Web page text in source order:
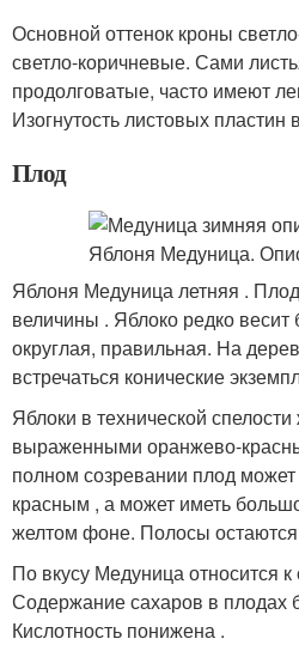
Основной оттенок кроны
светло-коричневые. Сами
продолговатые, часто имеют
Изогнутость листовых
Плод
Яблоня Медуница летняя .
величины . Яблоко редко
округлая, правильная. На
встречаться конические
Яблоки в технической
выраженными оранжево-
полном созревании плод
красным , а может иметь
желтом фоне. Полосы
По вкусу Медуница относится
Содержание сахаров в плодах
Кислотность понижена .